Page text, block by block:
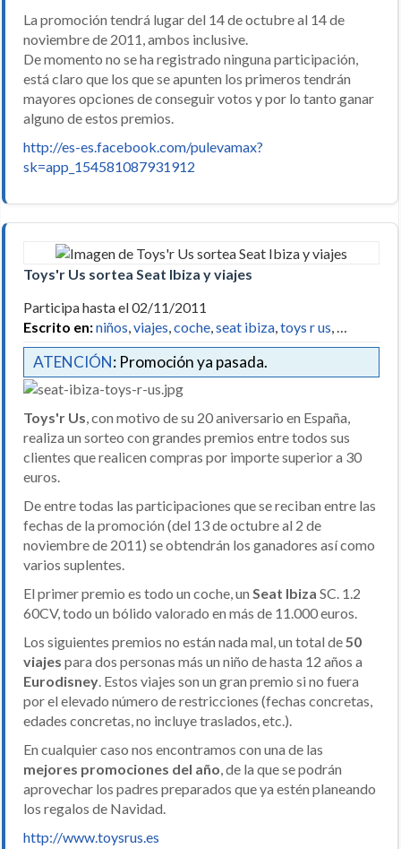
La promoción tendrá lugar del 14 de octubre al 14 de
noviembre de 2011, ambos inclusive.
De momento no se ha registrado ninguna participación,
está claro que los que se apunten los primeros tendrán
mayores opciones de conseguir votos y por lo tanto ganar
alguno de estos premios.
http://es-es.facebook.com/pulevamax?
sk=app_154581087931912
Toys'r Us sortea Seat Ibiza y viajes
Participa hasta el 02/11/2011
Escrito en:niños viajes coche seat ibiza toys r us
ATENCIÓN: Promoción ya pasada.
Toys'r Us , con motivo de su 20 aniversario en España,
realiza un sorteo con grandes premios entre todos sus
clientes que realicen compras por importe superior a 30
euros.
De entre todas las participaciones que se reciban entre las
fechas de la promoción (del 13 de octubre al 2 de
noviembre de 2011) se obtendrán los ganadores así como
varios suplentes.
El primer premio es todo un coche, un Seat Ibiza SC. 1.2
60CV, todo un bólido valorado en más de 11.000 euros.
Los siguientes premios no están nada mal, un total de 50
viajes para dos personas más un niño de hasta 12 años a
Eurodisney . Estos viajes son un gran premio si no fuera
por el elevado número de restricciones (fechas concretas,
edades concretas, no incluye traslados, etc.).
En cualquier caso nos encontramos con una de las
mejores promociones del año , de la que se podrán
aprovechar los padres preparados que ya estén planeando
los regalos de Navidad.
http://www.toysrus.es